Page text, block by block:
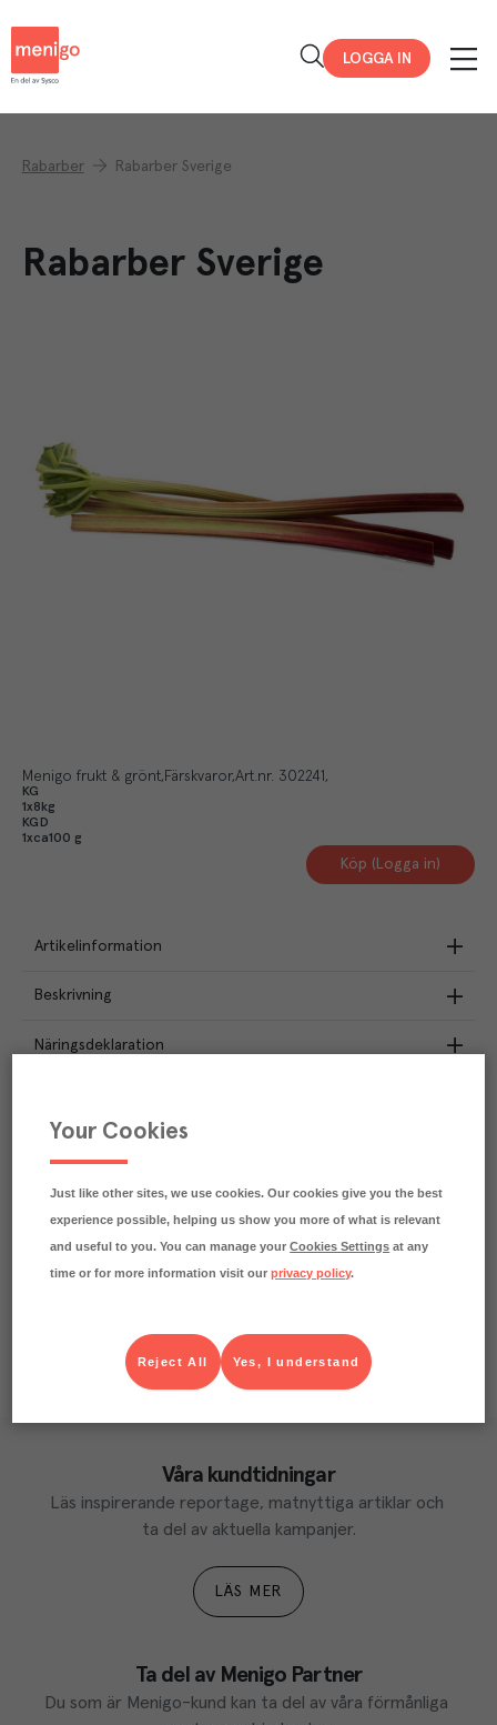
LOGGA IN
Rabarber Rabarber Sverige
Rabarber Sverige
Menigo frukt & grönt Färskvaror Art.nr. 302241
KG
1x8kg
KGD
1xca100 g
Köp (Logga in)
Artikelinformation
Beskrivning
Näringsdeklaration
CO₂e/kg
utsläppen av 0.4 kg koldioxid.
Läs mer om hur vi beräknar klimatavtryck
Våra kundtidningar
Läs inspirerande reportage, matnyttiga artiklar och
ta del av aktuella kampanjer.
LÄS MER
Ta del av Menigo Partner
Du som är Menigo-kund kan ta del av våra förmånliga
Your Cookies
Just like other sites, we use cookies. Our cookies give you the best
experience possible, helping us show you more of what is relevant
and useful to you. You can manage yourCookies Settings at any
time or for more information visit ourprivacy policy.
Yes, I understand
Reject All